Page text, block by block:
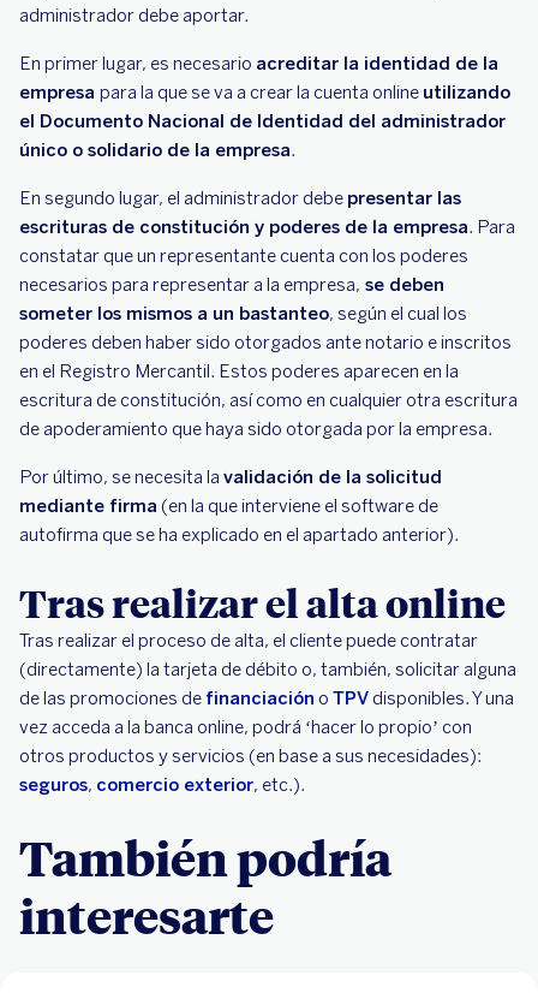
administrador debe aportar.
En primer lugar, es necesario acreditar la identidad de la
empresa para la que se va a crear la cuenta online utilizando
el Documento Nacional de Identidad del administrador
único o solidario de la empresa.
En segundo lugar, el administrador debe presentar las
escrituras de constitución y poderes de la empresa. Para
constatar que un representante cuenta con los poderes
necesarios para representar a la empresa, se deben
someter los mismos a un bastanteo, según el cual los
poderes deben haber sido otorgados ante notario e inscritos
en el Registro Mercantil. Estos poderes aparecen en la
escritura de constitución, así como en cualquier otra escritura
de apoderamiento que haya sido otorgada por la empresa.
Por último, se necesita la validación de la solicitud
mediante firma (en la que interviene el software de
autofirma que se ha explicado en el apartado anterior).
Tras realizar el alta online
Tras realizar el proceso de alta, el cliente puede contratar
(directamente) la tarjeta de débito o, también, solicitar alguna
de las promociones de financiación o TPV disponibles. Y una
vez acceda a la banca online, podrá ‘hacer lo propio’ con
otros productos y servicios (en base a sus necesidades):
seguros, comercio exterior, etc.).
También podría
interesarte